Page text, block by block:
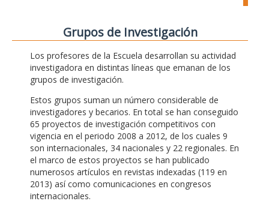
Grupos de Investigación
Los profesores de la Escuela desarrollan su actividad
investigadora en distintas líneas que emanan de los
grupos de investigación.
Estos grupos suman un número considerable de
investigadores y becarios. En total se han conseguido
65 proyectos de investigación competitivos con
vigencia en el periodo 2008 a 2012, de los cuales 9
son internacionales, 34 nacionales y 22 regionales. En
el marco de estos proyectos se han publicado
numerosos artículos en revistas indexadas (119 en
2013) así como comunicaciones en congresos
internacionales.